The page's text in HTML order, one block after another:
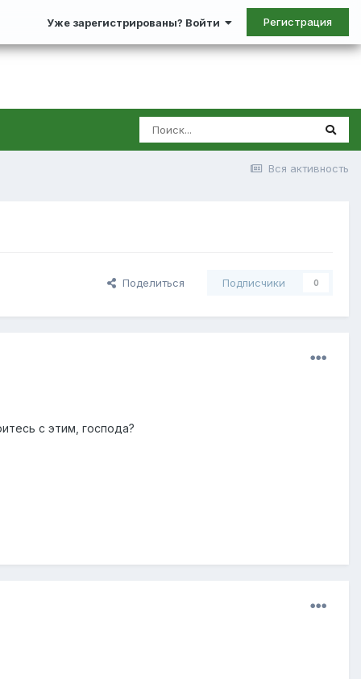
Уже зарегистрированы? Войти Регистрация
Вся активность
Поделиться Подписчики 0
с этим, господа?